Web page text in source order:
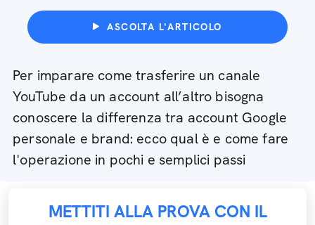
ASCOLTA L'ARTICOLO
Per imparare come trasferire un canale
YouTube da un account all’altro bisogna
conoscere la differenza tra account Google
personale e brand: ecco qual è e come fare
l'operazione in pochi e semplici passi
METTITI ALLA PROVA CON IL